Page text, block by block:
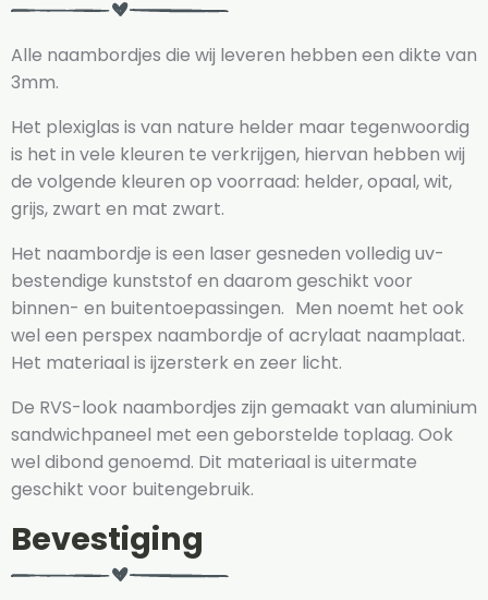
Alle naambordjes die wij leveren hebben een dikte van
3mm.
Het plexiglas is van nature helder maar tegenwoordig
is het in vele kleuren te verkrijgen, hiervan hebben wij
de volgende kleuren op voorraad: helder, opaal, wit,
grijs, zwart en mat zwart.
Het naambordje is een laser gesneden volledig uv-
bestendige kunststof en daarom geschikt voor
binnen- en buitentoepassingen. Men noemt het ook
wel een perspex naambordje of acrylaat naamplaat.
Het materiaal is ijzersterk en zeer licht.
De RVS-look naambordjes zijn gemaakt van aluminium
sandwichpaneel met een geborstelde toplaag. Ook
wel dibond genoemd. Dit materiaal is uitermate
geschikt voor buitengebruik.
Bevestiging